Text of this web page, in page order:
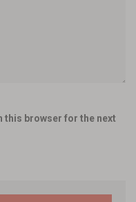
this browser for the next